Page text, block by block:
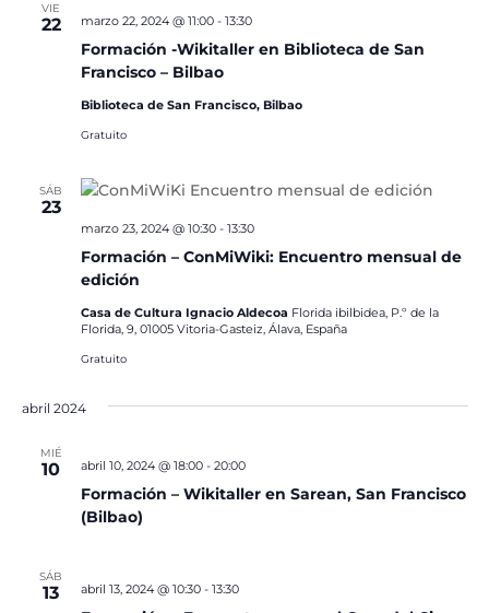
VIE
22
Formación -Wikitaller en Biblioteca de San
Francisco – Bilbao
marzo 22, 2024 @ 11:00- 13:30
Biblioteca de San Francisco, Bilbao
Gratuito
SÁB
23
Formación – ConMiWiki: Encuentro mensual de
edición
marzo 23, 2024 @ 10:30- 13:30
Casa de Cultura Ignacio Aldecoa Florida ibilbidea, P.º de la
Florida, 9, 01005 Vitoria-Gasteiz, Álava, España
Gratuito
abril 2024
MIÉ
10
Formación – Wikitaller en Sarean, San Francisco
(Bilbao)
abril 10, 2024 @ 18:00- 20:00
SÁB
13 abril 13, 2024 @ 10:30- 13:30